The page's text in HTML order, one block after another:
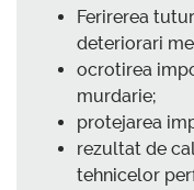
Ferirerea
deteriorari
ocrotirea
murdarie;
protejarea
rezultat de
tehnicelor